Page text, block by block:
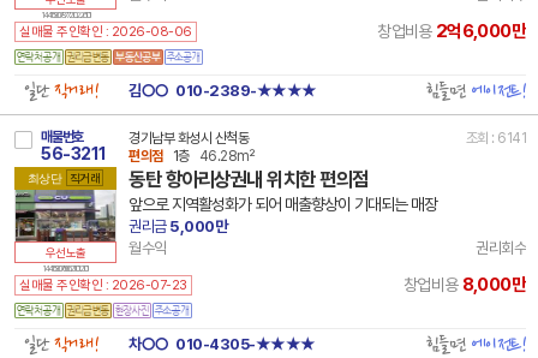
14 41590 7877 210226 101
실매물 주인확인 : 2026-08-06 창업비용 2억6,000만
일단직거래! 김○○ 010-2389-★★★★ 힘들면에이전트!
매물번호
56-3211
최상단 직거래
우선노출
14 41590 7666 211012 101
경기남부 화성시 산척동
조회 : 6141
편의점
1층 46.28m²
동탄 항아리상권내 위치한 편의점
앞으로 지역활성화가 되어 매출향상이 기대되는 매장
권리금5,000만
월수익
권리회수
실매물 주인확인 : 2026-07-23 창업비용 8,000만
일단직거래! 차○○ 010-4305-★★★★ 힘들면에이전트!